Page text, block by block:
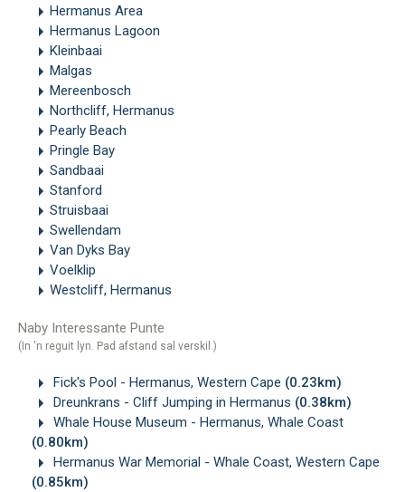
Hermanus Area
Hermanus Lagoon
Kleinbaai
Malgas
Mereenbosch
Northcliff, Hermanus
Pearly Beach
Pringle Bay
Sandbaai
Stanford
Struisbaai
Swellendam
Van Dyks Bay
Voelklip
Westcliff, Hermanus
Naby Interessante Punte
(In 'n reguit lyn. Pad afstand sal verskil.)
Fick's Pool - Hermanus, Western Cape (0.23km)
Dreunkrans - Cliff Jumping in Hermanus (0.38km)
Whale House Museum - Hermanus, Whale Coast
(0.80km)
Hermanus War Memorial - Whale Coast, Western Cape
(0.85km)